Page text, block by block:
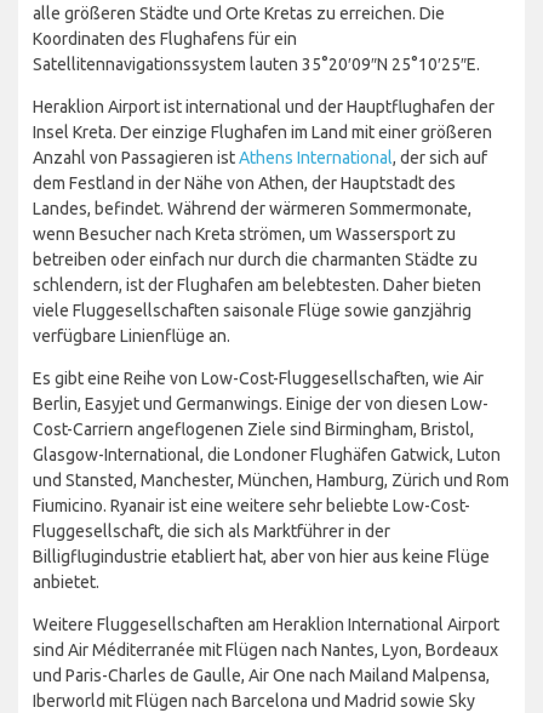
alle größeren Städte und Orte Kretas zu erreichen. Die
Koordinaten des Flughafens für ein
Satellitennavigationssystem lauten 35°20′09″N 25°10′25″E.
Heraklion Airport ist international und der Hauptflughafen der
Insel Kreta. Der einzige Flughafen im Land mit einer größeren
Anzahl von Passagieren istAthens International, der sich auf
dem Festland in der Nähe von Athen, der Hauptstadt des
Landes, befindet. Während der wärmeren Sommermonate,
wenn Besucher nach Kreta strömen, um Wassersport zu
betreiben oder einfach nur durch die charmanten Städte zu
schlendern, ist der Flughafen am belebtesten. Daher bieten
viele Fluggesellschaften saisonale Flüge sowie ganzjährig
verfügbare Linienflüge an.
Es gibt eine Reihe von Low-Cost-Fluggesellschaften, wie Air
Berlin, Easyjet und Germanwings. Einige der von diesen Low-
Cost-Carriern angeflogenen Ziele sind Birmingham, Bristol,
Glasgow-International, die Londoner Flughäfen Gatwick, Luton
und Stansted, Manchester, München, Hamburg, Zürich und Rom
Fiumicino. Ryanair ist eine weitere sehr beliebte Low-Cost-
Fluggesellschaft, die sich als Marktführer in der
Billigflugindustrie etabliert hat, aber von hier aus keine Flüge
anbietet.
Weitere Fluggesellschaften am Heraklion International Airport
sind Air Méditerranée mit Flügen nach Nantes, Lyon, Bordeaux
und Paris-Charles de Gaulle, Air One nach Mailand Malpensa,
Iberworld mit Flügen nach Barcelona und Madrid sowie Sky